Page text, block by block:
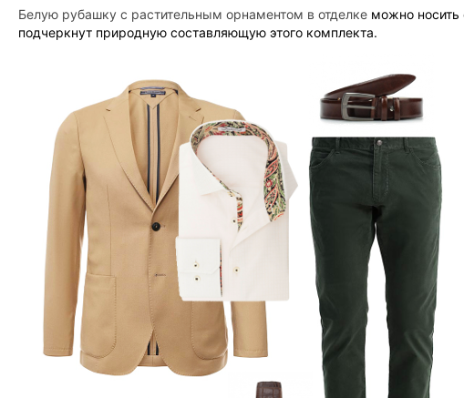
Белую рубашку с растительным орнаментом в отделке можно
подчеркнут природную составляющую этого комплекта.